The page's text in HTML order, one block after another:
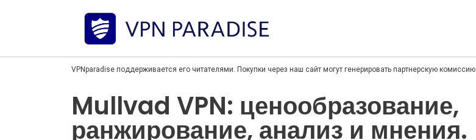
VPNparadise поддерживается его читателями. Покупки через наш сайт могут генерировать партнерскую комиссию.
Mullvad VPN: ценообразование,
ранжирование, анализ и мнения.